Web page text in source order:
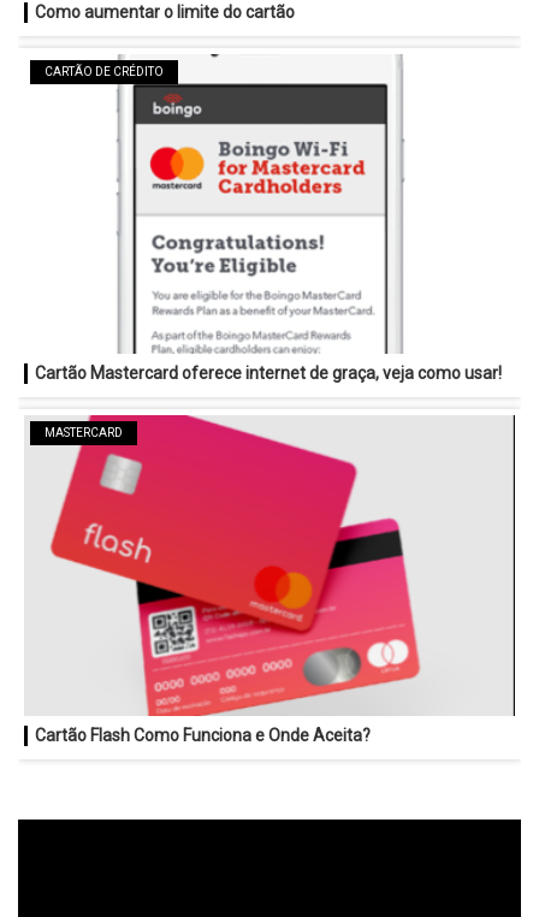
Como aumentar o limite do cartão
CARTÃO DE CRÉDITO
Cartão Mastercard oferece internet de graça, veja como usar!
MASTERCARD
Cartão Flash Como Funciona e Onde Aceita?